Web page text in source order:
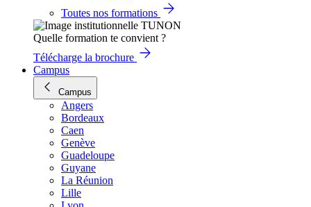
Toutes nos formations
Quelle formation te convient ?
Télécharge la brochure
Campus
Campus
Angers
Bordeaux
Caen
Genève
Guadeloupe
Guyane
La Réunion
Lille